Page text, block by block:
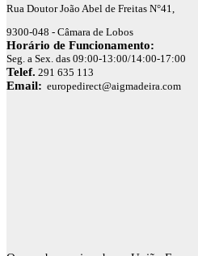
Rua Doutor João Abel de Freitas N°41,
9300-048 - Câmara de Lobos
Horário de Funcionamento:
Seg. a Sex. das 09:00-13:00/14:00-17:00
Telef. 291 635 113
Email: europedirect@aigmadeira.com